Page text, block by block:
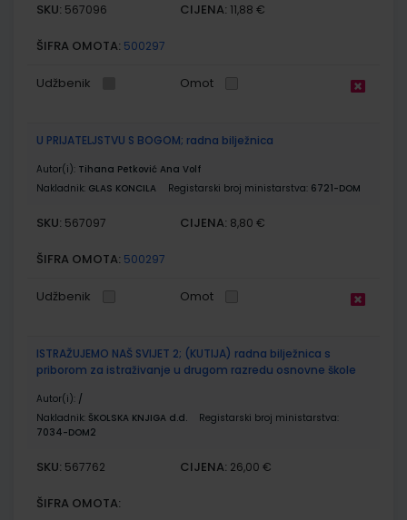
SKU: 567096 CIJENA: 11,88 €
ŠIFRA OMOTA: 500297
Udžbenik Omot
U PRIJATELJSTVU S BOGOM; radna bilježnica
Autor(i): Tihana Petković Ana Volf
Nakladnik: GLAS KONCILA Registarski broj ministarstva: 6721-DOM
SKU: 567097 CIJENA: 8,80 €
ŠIFRA OMOTA: 500297
Udžbenik Omot
ISTRAŽUJEMO NAŠ SVIJET 2; (KUTIJA) radna bilježnica s
priborom za istraživanje u drugom razredu osnovne škole
Autor(i): /
Nakladnik: ŠKOLSKA KNJIGA d.d.
Registarski broj ministarstva:
7034-DOM2
SKU: 567762 CIJENA: 26,00 €
ŠIFRA OMOTA: